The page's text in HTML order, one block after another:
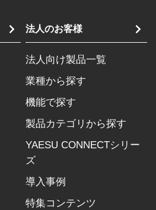
法人のお客様
法人向け製品一覧
業種から探す
機能で探す
製品カテゴリから探す
YAESU CONNECTシリー
ズ
導入事例
特集コンテンツ